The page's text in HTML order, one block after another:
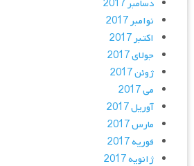
دسامبر 2017
نوامبر 2017
اکتبر 2017
جولای 2017
ژوئن 2017
می 2017
آوریل 2017
مارس 2017
فوریه 2017
ژانویه 2017